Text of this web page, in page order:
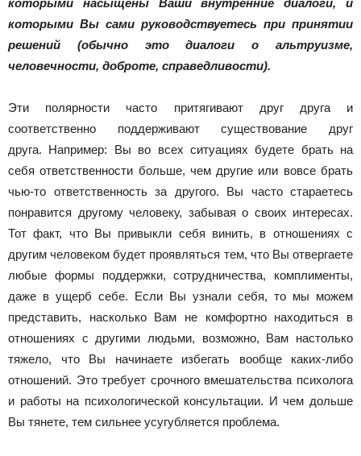
которыми насыщены Ваши внутренние диалоги, и
которыми Вы сами руководствуетесь при принятии
решений (обычно это диалоги о альтруизме,
человечности, доброте, справедливости).
Эти полярности часто притягивают друг друга и
соответственно поддерживают существование друг
друга. Например: Вы во всех ситуациях будете брать на
себя ответственности больше, чем другие или вовсе брать
чью-то ответственность за другого. Вы часто стараетесь
понравится другому человеку, забывая о своих интересах.
Тот факт, что Вы привыкли себя винить, в отношениях с
другим человеком будет проявляться тем, что Вы отвергаете
любые формы поддержки, сотрудничества, комплименты,
даже в ущерб себе. Если Вы узнали себя, то мы можем
представить, насколько Вам не комфортно находиться в
отношениях с другими людьми, возможно, Вам настолько
тяжело, что Вы начинаете избегать вообще каких-либо
отношений. Это требует срочного вмешательства психолога
и работы на психологической консультации. И чем дольше
Вы тянете, тем сильнее усугубляется проблема.